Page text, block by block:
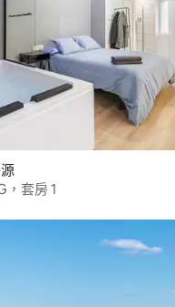
，套房 1